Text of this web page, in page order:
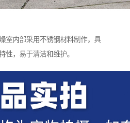
室内部采用不锈钢材料制作，具
性，易于清洁和维护。